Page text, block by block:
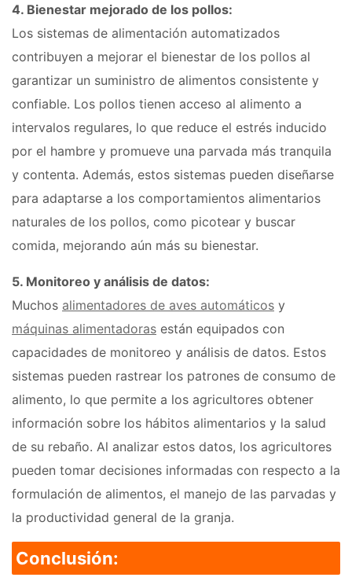
4. Bienestar mejorado de los pollos:
Los sistemas de alimentación automatizados
contribuyen a mejorar el bienestar de los pollos al
garantizar un suministro de alimentos consistente y
confiable. Los pollos tienen acceso al alimento a
intervalos regulares, lo que reduce el estrés inducido
por el hambre y promueve una parvada más tranquila
y contenta. Además, estos sistemas pueden diseñarse
para adaptarse a los comportamientos alimentarios
naturales de los pollos, como picotear y buscar
comida, mejorando aún más su bienestar.
5. Monitoreo y análisis de datos:
Muchos alimentadores de aves automáticos y
máquinas alimentadoras están equipados con
capacidades de monitoreo y análisis de datos. Estos
sistemas pueden rastrear los patrones de consumo de
alimento, lo que permite a los agricultores obtener
información sobre los hábitos alimentarios y la salud
de su rebaño. Al analizar estos datos, los agricultores
pueden tomar decisiones informadas con respecto a la
formulación de alimentos, el manejo de las parvadas y
la productividad general de la granja.
Conclusión: